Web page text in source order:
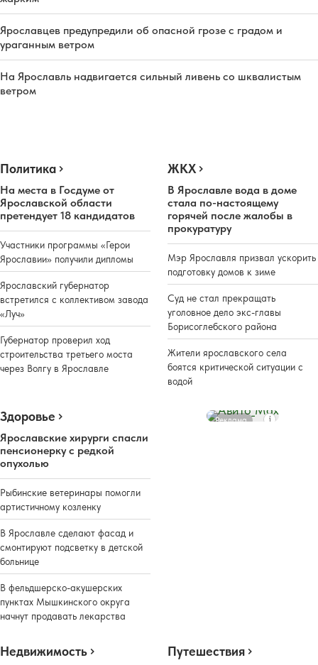
Ярославцев предупредили об опасной грозе с градом и
ураганным ветром
На Ярославль надвигается сильный ливень со шквалистым
ветром
Политика
На места в Госдуме от
Ярославской области
претендует 18 кандидатов
Участники программы «Герои
Ярославии» получили дипломы
Ярославский губернатор
встретился с коллективом завода
«Луч»
Губернатор проверил ход
строительства третьего моста
через Волгу в Ярославле
ЖКХ
В Ярославле вода в доме
стала по-настоящему
горячей после жалобы в
прокуратуру
Мэр Ярославля призвал ускорить
подготовку домов к зиме
Суд не стал прекращать
уголовное дело экс-главы
Борисоглебского района
Жители ярославского села
боятся критической ситуации с
водой
Здоровье
Ярославские хирурги спасли
пенсионерку с редкой
опухолью
Рыбинские ветеринары помогли
артистичному козленку
В Ярославле сделают фасад и
смонтируют подсветку в детской
больнице
В фельдшерско-акушерских
пунктах Мышкинского округа
начнут продавать лекарства
Реклама
Недвижимость Путешествия